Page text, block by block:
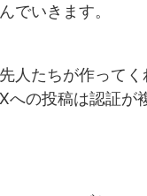
でいきます。
人たちが作ってく
への投稿は認証が